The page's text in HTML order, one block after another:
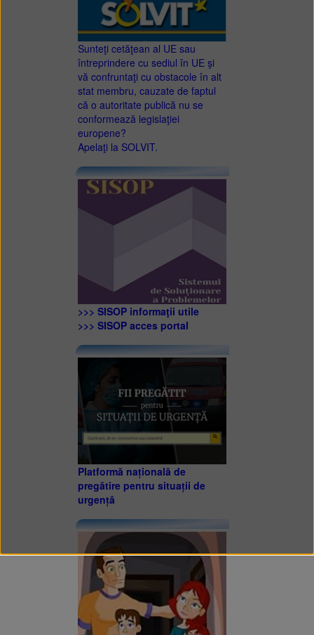
Sunteţi cetăţean al UE sau
întreprindere cu sediul în UE şi
vă confruntaţi cu obstacole în alt
stat membru, cauzate de faptul
că o autoritate publică nu se
conformează legislaţiei
europene?
Apelaţi la SOLVIT.
>>> SISOP informaţii utile
>>> SISOP acces portal
Platformă națională de
pregătire pentru situații de
urgență